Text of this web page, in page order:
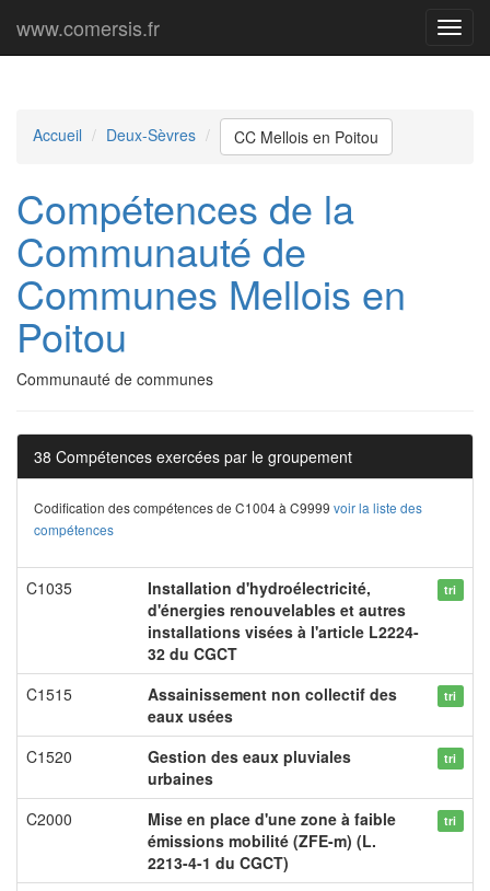
Menu
www.comersis.fr
Accueil Deux-Sèvres CC Mellois en Poitou
Compétences de la
Communauté de
Communes Mellois en
Poitou
Communauté de communes
38 Compétences exercées par le groupement
Codification des compétences de C1004 à C9999 voir la liste des
compétences
C1035
Installation d'hydroélectricité,
d'énergies renouvelables et autres
installations visées à l'article L2224-
32 du CGCT
tri
C1515
Assainissement non collectif des
eaux usées
tri
C1520
Gestion des eaux pluviales
urbaines
tri
C2000
Mise en place d'une zone à faible
émissions mobilité (ZFE-m) (L.
2213-4-1 du CGCT)
tri